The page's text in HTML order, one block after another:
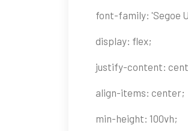
font-family: 'Segoe
display: flex;
justify-content:
align-items: center;
min-height: 100vh;